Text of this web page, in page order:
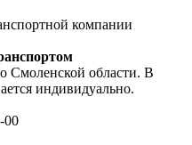
компании
Смоленской области. В
индивидуально.
00